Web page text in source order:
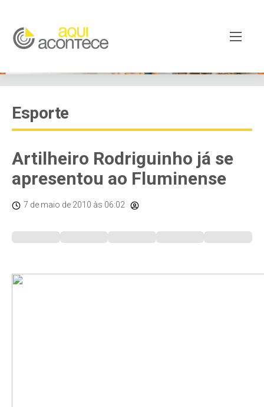
Esporte
Artilheiro Rodriguinho já se
apresentou ao Fluminense
7 de maio de 2010 às 06:02